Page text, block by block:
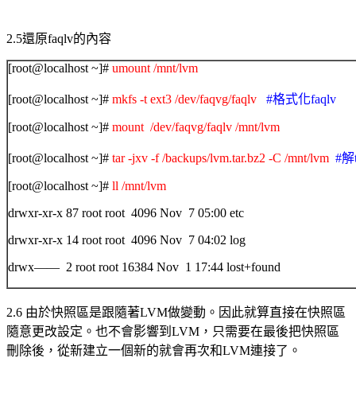
2.5還原faqlv的內容
[root@localhost ~]# umount /mnt/lvm
[root@localhost ~]# mkfs -t ext3 /dev/faqvg/faqlv #格式化faqlv
[root@localhost ~]# mount /dev/faqvg/faqlv /mnt/lvm
[root@localhost ~]# tar -jxv -f /backups/lvm.tar.bz2 -C /mnt/lvm #
[root@localhost ~]# ll /mnt/lvm
drwxr-xr-x 87 root root 4096 Nov 7 05:00 etc
drwxr-xr-x 14 root root 4096 Nov 7 04:02 log
drwx—— 2 root root 16384 Nov 1 17:44 lost+found
2.6 由於快照區是跟隨著LVM做變動。因此就算直接在快照區
隨意更改設定。也不會影響到 LVM ，只需要在最後把快照區
刪除後，從新建立一個新的就會再次和LVM連接了。